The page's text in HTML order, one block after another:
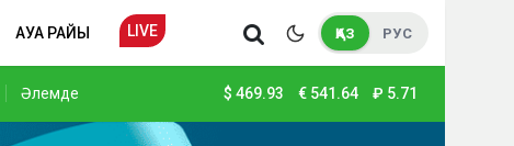
АУА РАЙЫ LIVE ҚАЗ РУС
Әлемде $ 469.93 € 541.64 ₽ 5.71